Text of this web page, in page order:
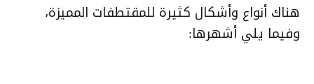
هناك أنواع وأشكال كثيرة للمقتطفات المميزة،
وفيما يلي أشهرها: